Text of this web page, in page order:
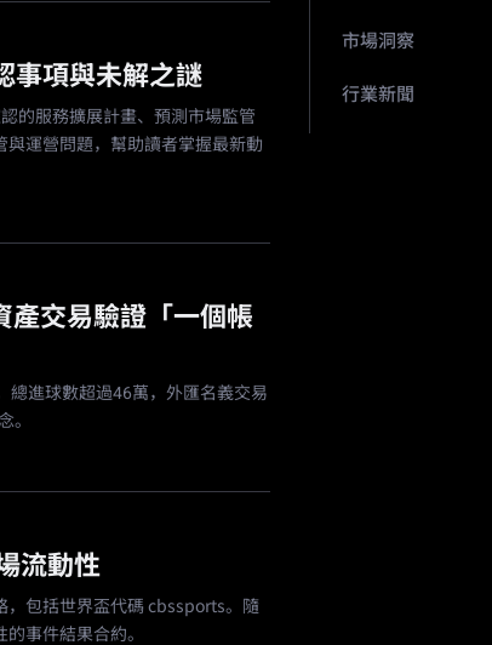
項與未解之謎
的服務擴展計畫、預測市場監管
運營問題，幫助讀者掌握最新動
產交易驗證「一個帳
總進球數超過46萬，外匯名義交易
。
流動性
，包括世界盃代碼 cbssports。隨
事件結果合約。
市場洞察
行業新聞